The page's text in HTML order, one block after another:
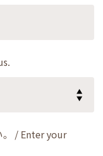
。 / Enter your